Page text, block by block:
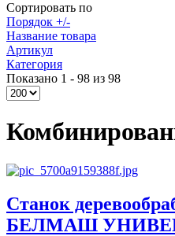
Сортировать по
Порядок +/-
Название товара
Артикул
Категория
Показано 1 - 98 из 98
Станок
БЕЛМАШ